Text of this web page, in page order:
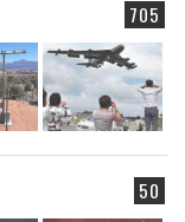
705
50